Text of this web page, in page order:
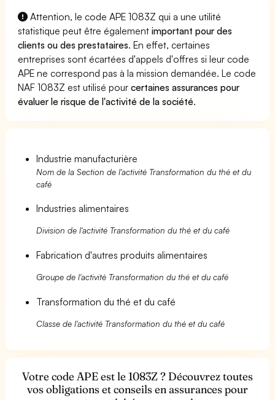
Attention, le code APE 1083Z qui a une utilité
statistique peut être égalementimportant pour des
clients ou des prestataires. En effet, certaines
entreprises sont écartées d'appels d'offres si leur code
APE ne correspond pas à la mission demandée. Le code
NAF 1083Z est utilisé pourcertaines assurances pour
évaluer le risque de l'activité de la société.
Industrie manufacturière
Nom de la Section de l'activité Transformation du thé et du
café
Industries alimentaires
Division de l'activité Transformation du thé et du café
Fabrication d'autres produits alimentaires
Groupe de l'activité Transformation du thé et du café
Transformation du thé et du café
Classe de l'activité Transformation du thé et du café
Votre code APE est le 1083Z ? Découvrez toutes
vos obligations et conseils en assurances pour